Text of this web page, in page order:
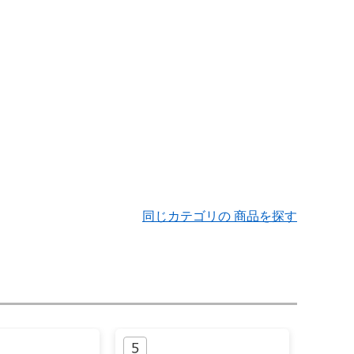
同じカテゴリの 商品を探す